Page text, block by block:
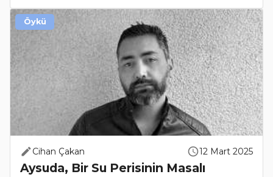
Cihan Çakan 12 Mart 2025
Aysuda, Bir Su Perisinin Masalı
Öykü